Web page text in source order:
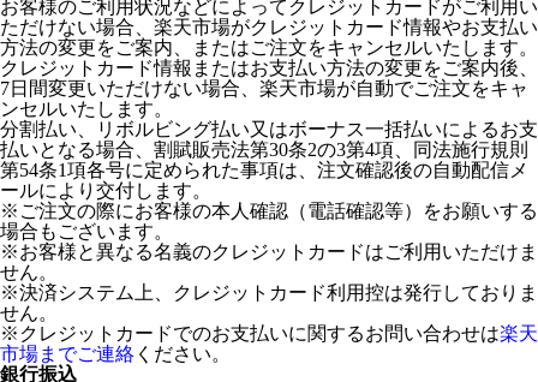
お客様のご利用状況などによってクレジットカードがご利用い
ただけない場合、楽天市場がクレジットカード情報やお支払い
方法の変更をご案内、またはご注文をキャンセルいたします。
クレジットカード情報またはお支払い方法の変更をご案内後、
7日間変更いただけない場合、楽天市場が自動でご注文をキャ
ンセルいたします。
分割払い、リボルビング払い又はボーナス一括払いによるお支
払いとなる場合、割賦販売法第30条2の3第4項、同法施行規則
第54条1項各号に定められた事項は、注文確認後の自動配信メ
ールにより交付します。
※ご注文の際にお客様の本人確認（電話確認等）をお願いする
場合もございます。
※お客様と異なる名義のクレジットカードはご利用いただけま
せん。
※決済システム上、クレジットカード利用控は発行しておりま
せん。
※クレジットカードでのお支払いに関するお問い合わせは楽天
市場までご連絡 ください。
銀行振込